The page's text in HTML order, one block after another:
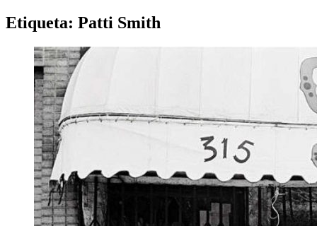
Etiqueta: Patti Smith